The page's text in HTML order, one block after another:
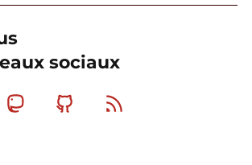
sociaux
MastodonGithub